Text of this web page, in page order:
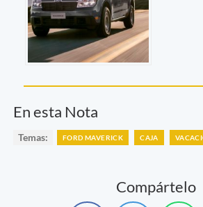
En esta Nota
Temas: FORD MAVERICK CAJA
Compártelo